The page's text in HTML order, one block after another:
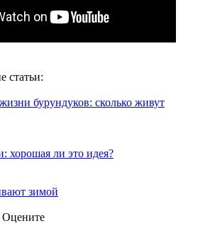
статьи:
бурундуков: сколько живут
хорошая ли это идея?
зимой
Оцените